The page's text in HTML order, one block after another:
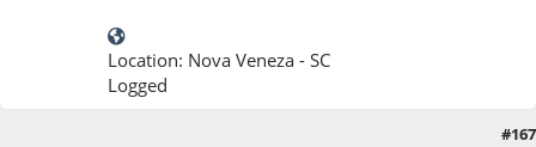
Location: Nova Veneza - SC
Logged
#167